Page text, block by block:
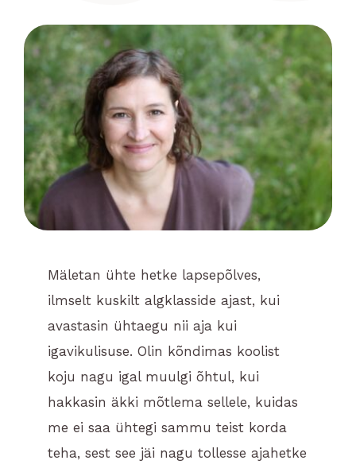
BLOGI
KONTAKT
Eesti
Mäletan ühte hetke lapsepõlves,
ilmselt kuskilt algklasside ajast, kui
avastasin ühtaegu nii aja kui
igavikulisuse. Olin kõndimas koolist
koju nagu igal muulgi õhtul, kui
hakkasin äkki mõtlema sellele, kuidas
me ei saa ühtegi sammu teist korda
teha, sest see jäi nagu tollesse ajahetke